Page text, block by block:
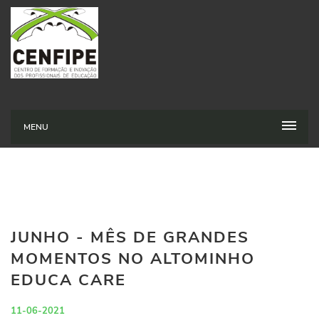
MENU
JUNHO - MÊS DE GRANDES
MOMENTOS NO ALTOMINHO
EDUCA CARE
11-06-2021